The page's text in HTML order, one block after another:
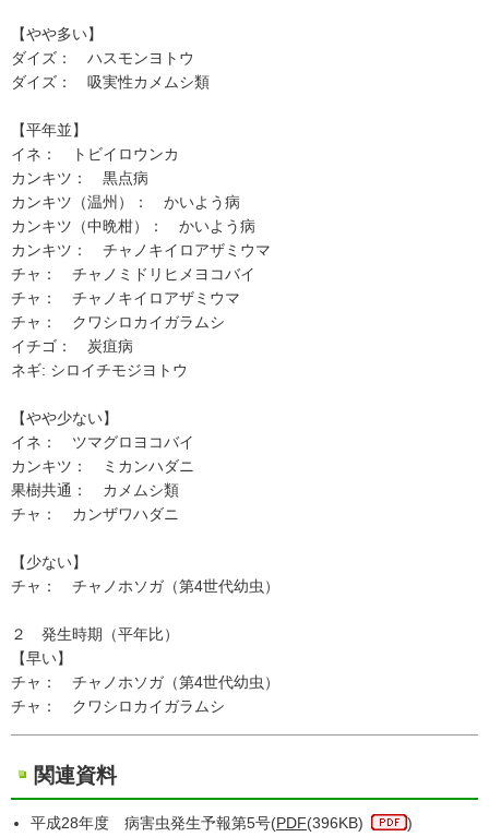
【やや多い】
ダイズ： ハスモンヨトウ
ダイズ： 吸実性カメムシ類
【平年並】
イネ： トビイロウンカ
カンキツ： 黒点病
カンキツ（温州）： かいよう病
カンキツ（中晩柑）： かいよう病
カンキツ： チャノキイロアザミウマ
チャ： チャノミドリヒメヨコバイ
チャ： チャノキイロアザミウマ
チャ： クワシロカイガラムシ
イチゴ： 炭疽病
ネギ: シロイチモジヨトウ
【やや少ない】
イネ： ツマグロヨコバイ
カンキツ： ミカンハダニ
果樹共通： カメムシ類
チャ： カンザワハダニ
【少ない】
チャ： チャノホソガ（第4世代幼虫）
２ 発生時期（平年比）
【早い】
チャ： チャノホソガ（第4世代幼虫）
チャ： クワシロカイガラムシ
関連資料
平成28年度 病害虫発生予報第5号(PDF(396KB) )